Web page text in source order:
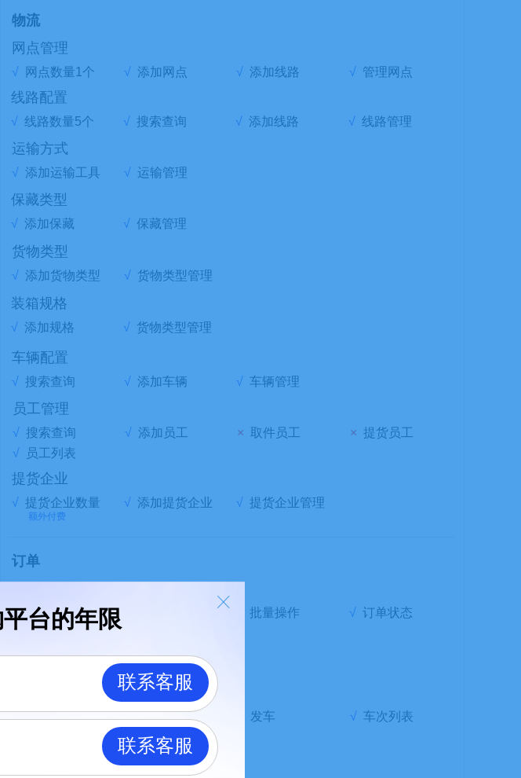
物流
网点管理
√ 网点数量1个 √ 添加网点 √ 添加线路 √ 管理网点
线路配置
√ 线路数量5个 √ 搜索查询 √ 添加线路 √ 线路管理
运输方式
√ 添加运输工具 √ 运输管理
保藏类型
√ 添加保藏 √ 保藏管理
货物类型
√ 添加货物类型 √ 货物类型管理
装箱规格
√ 添加规格 √ 货物类型管理
车辆配置
√ 搜索查询 √ 添加车辆 √ 车辆管理
员工管理
√ 搜索查询 √ 添加员工 × 取件员工 × 提货员工
√
员工列表
提货企业
√ 提货企业数量 √ 添加提货企业 √ 提货企业管理
额外付费
订单
√ 搜索查询 批量操作 √ 订单状态
√ 搜索查询 √ 开始装车 发车 √ 车次列表
√ 运单详情
ꁲ
联系客服
联系客服
台的年限